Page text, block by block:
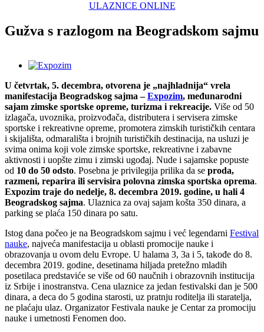
ULAZNICE ONLINE
Gužva s razlogom na Beogradskom sajmu
View
Image
U četvrtak, 5. decembra, otvorena je „najhladnija“ vrela
manifestacija Beogradskog sajma –Expozim, međunarodni
sajam zimske sportske opreme, turizma i rekreacije. Više od 50
izlagača, uvoznika, proizvođača, distributera i servisera zimske
sportske i rekreativne opreme, promotera zimskih turističkih centara
i skijališta, odmarališta i brojnih turističkih destinacija, na usluzi je
svima onima koji vole zimske sportske, rekreativne i zabavne
aktivnosti i uopšte zimu i zimski ugođaj. Nude i sajamske popuste
od 10 do 50 odsto. Posebna je privilegija prilika da se proda,
razmeni, reparira ili servisira polovna zimska sportska oprema.
Expozim traje do nedelje, 8. decembra 2019. godine, u hali 4
Beogradskog sajma. Ulaznica za ovaj sajam košta 350 dinara, a
parking se plaća 150 dinara po satu.
Istog dana počeo je na Beogradskom sajmu i već legendarni Festival
nauke, najveća manifestacija u oblasti promocije nauke i
obrazovanja u ovom delu Evrope. U halama 3, 3a i 5, takođe do 8.
decembra 2019. godine, desetinama hiljada pretežno mladih
posetilaca predstaviće se više od 60 naučnih i obrazovnih institucija
iz Srbije i inostranstva. Cena ulaznice za jedan festivalski dan je 500
dinara, a deca do 5 godina starosti, uz pratnju roditelja ili staratelja,
ne plaćaju ulaz. Organizator Festivala nauke je Centar za promociju
nauke i umetnosti Fenomen doo.